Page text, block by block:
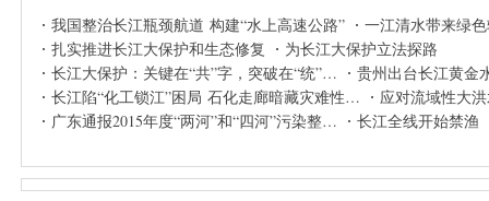
我国整治长江瓶颈航道 构建“水上高速公路”
一江清水带来绿
扎实推进长江大保护和生态修复
为长江大保护立法探路
长江大保护：关键在“共”字，突破在“统”…
贵州出台长江黄金
长江陷“化工锁江”困局 石化走廊暗藏灾难性…
应对流域性大
广东通报2015年度“两河”和“四河”污染整…
长江全线开始禁渔